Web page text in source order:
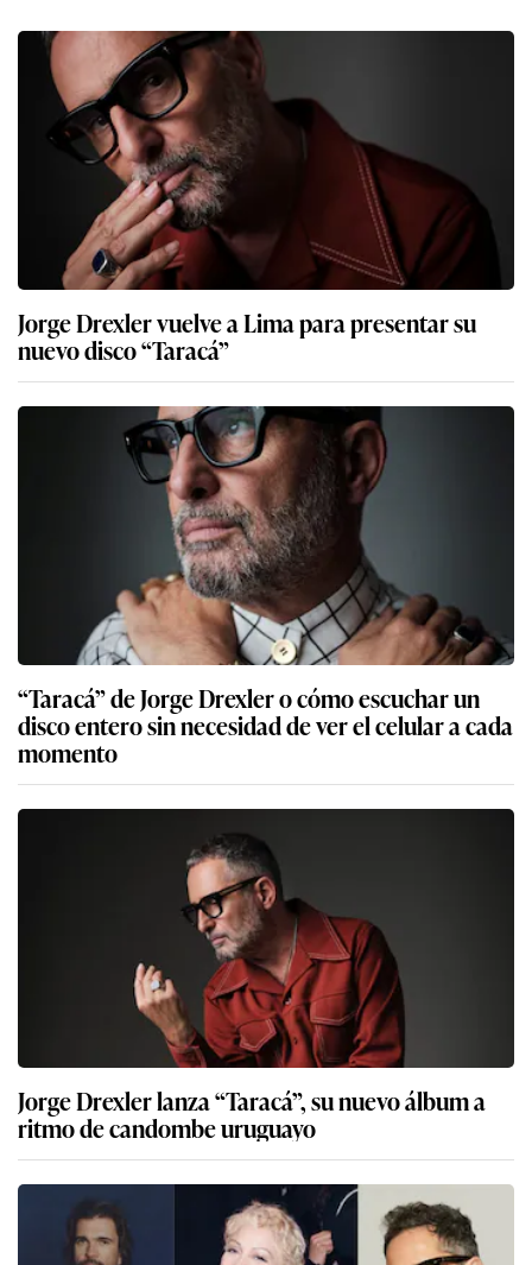
Jorge Drexler vuelve a Lima para presentar su
nuevo disco “Taracá”
“Taracá” de Jorge Drexler o cómo escuchar un
disco entero sin necesidad de ver el celular a cada
momento
Jorge Drexler lanza “Taracá”, su nuevo álbum a
ritmo de candombe uruguayo